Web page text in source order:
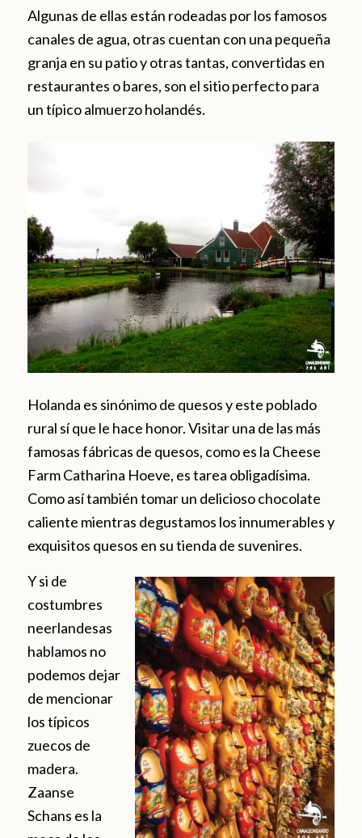
Algunas de ellas están rodeadas por los famosos
canales de agua, otras cuentan con una pequeña
granja en su patio y otras tantas, convertidas en
restaurantes o bares, son el sitio perfecto para
un típico almuerzo holandés.
Holanda es sinónimo de quesos y este poblado
rural sí que le hace honor. Visitar una de las más
famosas fábricas de quesos, como es la Cheese
Farm Catharina Hoeve, es tarea obligadísima.
Como así también tomar un delicioso chocolate
caliente mientras degustamos los innumerables y
exquisitos quesos en su tienda de suvenires.
Y si de
costumbres
neerlandesas
hablamos no
podemos dejar
de mencionar
los típicos
zuecos de
madera.
Zaanse
Schans es la